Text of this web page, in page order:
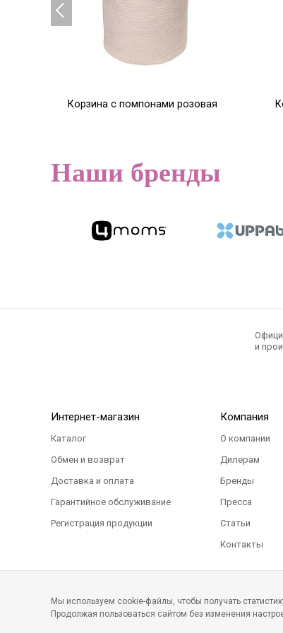
Корзина с помпонами розовая
Наши бренды
и
Интернет-магазин
Каталог
Обмен и возврат
Доставка и оплата
Гарантийное обслуживание
Регистрация продукции
Компания
О компании
Дилерам
Бренды
Пресса
Статьи
Контакты
©2011-2026 Все права защищены.
Мы используем cookie-файлы, чтобы получать
Продолжая пользоваться сайтом без изменения